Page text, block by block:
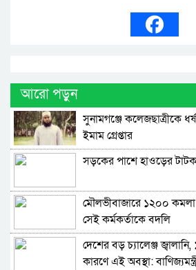
আরো পড়ুন
সুনামগঞ্জে কলেজছাত্রীকে
ইমাম গ্রেপ্তার
সড়কের পাশে হাওড়ের
মৌলভীবাজারে ১২০০ কমলা
সেই কর্মকর্তাকে বদলি
দেশের বড় চ্যালেঞ্জ
কারণে এই অবস্থা: